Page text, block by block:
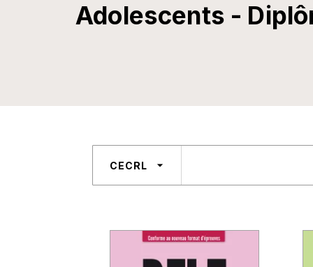
Adolescents -
CECRL arrow_drop_down